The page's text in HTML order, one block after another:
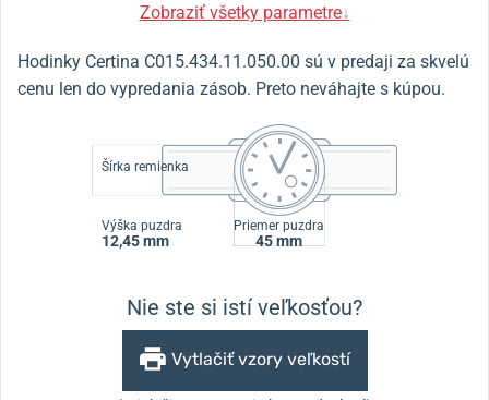
Zobraziť všetky parametre↓
Hodinky Certina C015.434.11.050.00 sú v predaji za skvelú
cenu len do vypredania zásob. Preto neváhajte s kúpou.
Šírka remienka
Výška puzdra
12,45 mm
Priemer puzdra
45 mm
Nie ste si istí veľkosťou?
Vytlačiť vzory veľkostí